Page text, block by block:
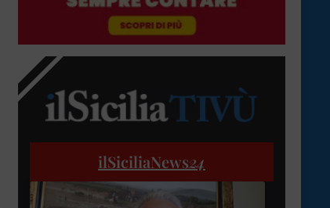
ilSiciliaNews24